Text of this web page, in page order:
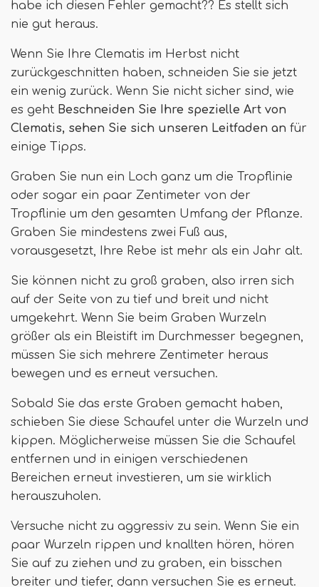
habe ich diesen Fehler gemacht?? Es stellt sich
nie gut heraus.
Wenn Sie Ihre Clematis im Herbst nicht
zurückgeschnitten haben, schneiden Sie sie jetzt
ein wenig zurück. Wenn Sie nicht sicher sind, wie
es geht Beschneiden Sie Ihre spezielle Art von
Clematis, sehen Sie sich unseren Leitfaden an für
einige Tipps.
Graben Sie nun ein Loch ganz um die Tropflinie
oder sogar ein paar Zentimeter von der
Tropflinie um den gesamten Umfang der Pflanze.
Graben Sie mindestens zwei Fuß aus,
vorausgesetzt, Ihre Rebe ist mehr als ein Jahr alt.
Sie können nicht zu groß graben, also irren sich
auf der Seite von zu tief und breit und nicht
umgekehrt. Wenn Sie beim Graben Wurzeln
größer als ein Bleistift im Durchmesser begegnen,
müssen Sie sich mehrere Zentimeter heraus
bewegen und es erneut versuchen.
Sobald Sie das erste Graben gemacht haben,
schieben Sie diese Schaufel unter die Wurzeln und
kippen. Möglicherweise müssen Sie die Schaufel
entfernen und in einigen verschiedenen
Bereichen erneut investieren, um sie wirklich
herauszuholen.
Versuche nicht zu aggressiv zu sein. Wenn Sie ein
paar Wurzeln rippen und knallten hören, hören
Sie auf zu ziehen und zu graben, ein bisschen
breiter und tiefer, dann versuchen Sie es erneut.